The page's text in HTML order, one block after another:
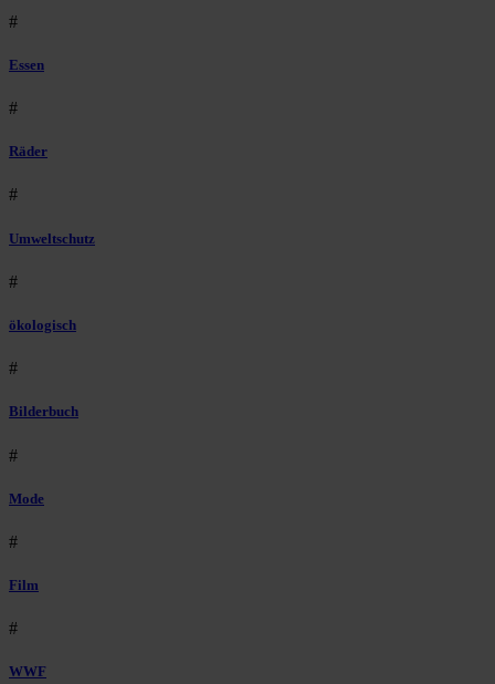
#
Essen
#
Räder
#
Umweltschutz
#
ökologisch
#
Bilderbuch
#
Mode
#
Film
#
WWF